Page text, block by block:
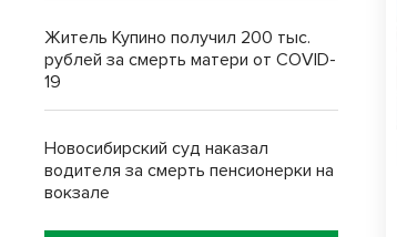
Житель Купино получил 200 тыс.
рублей за смерть матери от COVID-
19
Новосибирский суд наказал
водителя за смерть пенсионерки на
вокзале